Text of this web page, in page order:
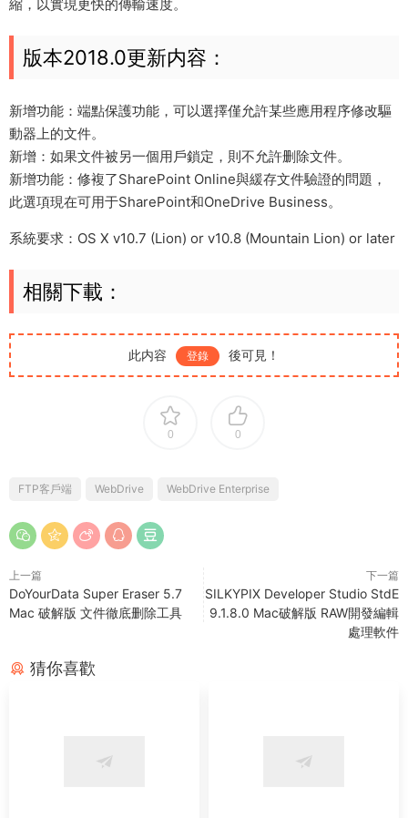
縮，以實現更快的傳輸速度。
版本2018.0更新内容：
新增功能：端點保護功能，可以選擇僅允許某些應用程序修改驅
動器上的文件。
新增：如果文件被另一個用戶鎖定，則不允許删除文件。
新增功能：修複了SharePoint Online與緩存文件驗證的問題，
此選項現在可用于SharePoint和OneDrive Business。
系統要求：OS X v10.7 (Lion) or v10.8 (Mountain Lion) or later
相關下載：
此内容 登錄 後可見！
0 0
FTP客戶端 WebDrive WebDrive Enterprise
上一篇
DoYourData Super Eraser 5.7
Mac 破解版 文件徹底删除工具
下一篇
SILKYPIX Developer Studio StdE
9.1.8.0 Mac破解版 RAW開發編輯
處理軟件
猜你喜歡